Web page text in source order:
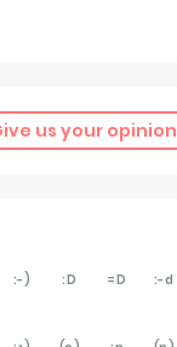
us your opinion
:-) :D =D :-d